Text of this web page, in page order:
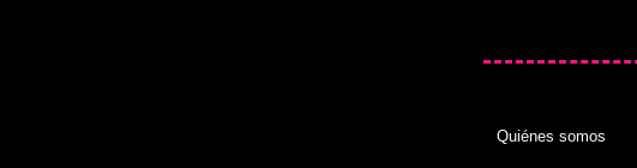
Quiénes somos